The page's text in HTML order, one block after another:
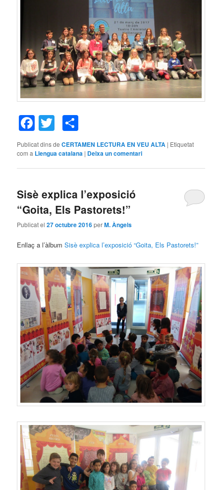
Facebook
Twitter
Publicat dins de CERTAMEN LECTURA EN VEU ALTA | Etiquetat
com a Llengua catalana | Deixa un comentari
Sisè explica l’exposició
“Goita, Els Pastorets!”
Publicat el27 octubre 2016perM. Àngels
Enllaç a l’àlbumSisè explica l’exposició “Goita, Els Pastorets!”